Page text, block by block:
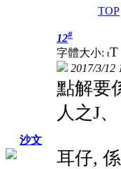
TOP
沙文
12#
字體大小: tT
2017/3/12
點解要
人之J
耳仔,